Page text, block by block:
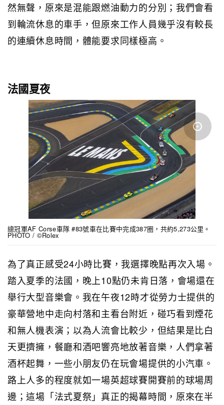
然無聲，原來是混能跟燃油動力的分別；我們會看
到輪流休息的車手，但原來工作人員幾乎沒有較長
的連續休息時間，體能要求同樣極高。
法國夏夜
總冠軍AF Corse車隊 #83號車在比賽中完成387圈，共約5,273公里。
PHOTO / ©Rolex
為了真正感受24小時比賽，我選擇晚點再次入場。
踏入夏季的法國，晚上10點仍未肯日落，會場還在
舉行大型音樂會。我在午夜12時才從勞力士提供的
豪華營地中走向村落和主看台附近，碰巧看到煙花
和無人機表演；以為人流會比較少，但結果是比白
天更擠擁，餐廳和酒吧響亮地放著音樂，人們拿著
酒杯起舞，一些小朋友仍在玩會場提供的小汽車。
路上人多的程度就如一場英超球賽開賽前的球場周
邊；這場「法式夏祭」真正的揭幕時間，原來在半